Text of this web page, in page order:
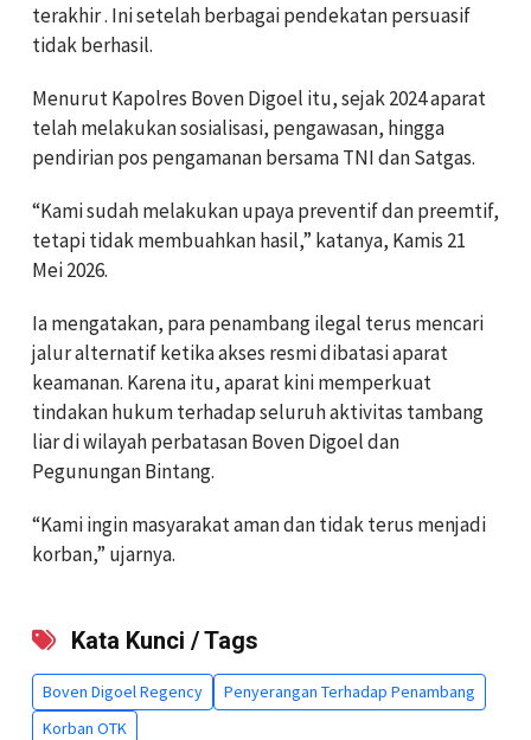
terakhir . Ini setelah berbagai pendekatan persuasif
tidak berhasil.
Menurut Kapolres Boven Digoel itu, sejak 2024 aparat
telah melakukan sosialisasi, pengawasan, hingga
pendirian pos pengamanan bersama TNI dan Satgas.
“Kami sudah melakukan upaya preventif dan preemtif,
tetapi tidak membuahkan hasil,” katanya, Kamis 21
Mei 2026.
Ia mengatakan, para penambang ilegal terus mencari
jalur alternatif ketika akses resmi dibatasi aparat
keamanan. Karena itu, aparat kini memperkuat
tindakan hukum terhadap seluruh aktivitas tambang
liar di wilayah perbatasan Boven Digoel dan
Pegunungan Bintang.
“Kami ingin masyarakat aman dan tidak terus menjadi
korban,” ujarnya.
Kata Kunci / Tags
Boven Digoel Regency
Penyerangan Terhadap Penambang
Korban OTK